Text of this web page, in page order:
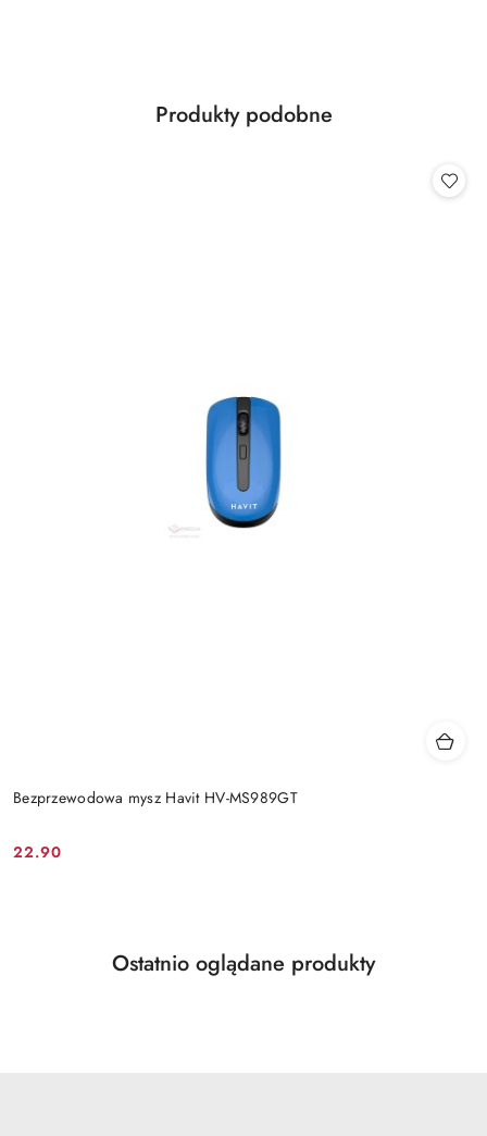
Pomiń karuzelę produktów
Produkty
Produkty podobne
Bezprzewodowa mysz Havit HV-MS989GT
Cena:
22.90
Pomiń karuzelę produktów
Produkty
Ostatnio oglądane produkty